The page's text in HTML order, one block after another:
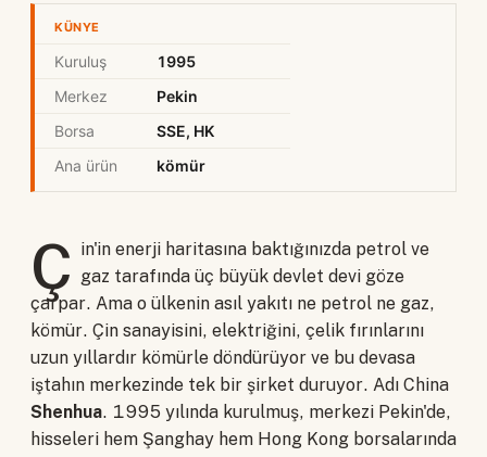
KÜNYE
Kuruluş
1995
Merkez
Pekin
Borsa
SSE, HK
Ana ürün
kömür
Ç in'in enerji haritasına baktığınızda petrol ve
gaz tarafında üç büyük devlet devi göze
çarpar. Ama o ülkenin asıl yakıtı ne petrol ne gaz,
kömür. Çin sanayisini, elektriğini, çelik fırınlarını
uzun yıllardır kömürle döndürüyor ve bu devasa
iştahın merkezinde tek bir şirket duruyor. Adı China
Shenhua. 1995 yılında kurulmuş, merkezi Pekin'de,
hisseleri hem Şanghay hem Hong Kong borsalarında